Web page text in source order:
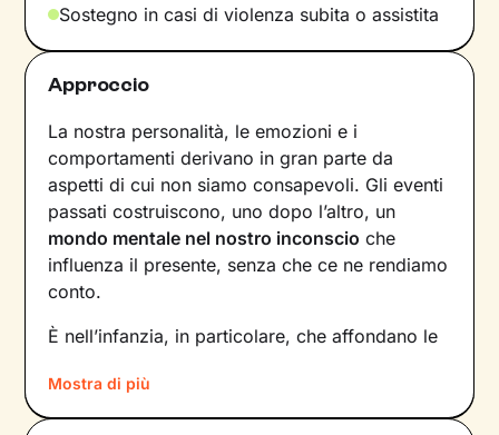
Sostegno in casi di violenza subita o assistita
Approccio
La nostra personalità, le emozioni e i
comportamenti derivano in gran parte da
aspetti di cui non siamo consapevoli. Gli eventi
passati costruiscono, uno dopo l’altro, un
mondo mentale nel nostro inconscio che
influenza il presente, senza che ce ne rendiamo
conto.
È nell’infanzia, in particolare, che affondano le
e agire: leesperienze vissute in famiglia
infatti, vengono apprese, memorizzate e
Mostra di più